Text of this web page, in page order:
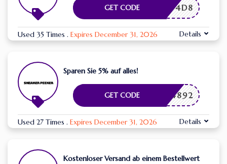
SY4D8
GET CODE
Used 35 Times . Expires December 31, 2026 Details
Sparen Sie 5% auf alles!
PK64892
GET CODE
Used 27 Times . Expires December 31, 2026 Details
Kostenloser Versand ab einem Bestellwert